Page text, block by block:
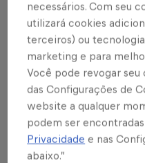
Em
goleiam
vitória
Paulista
necessários. Com seu
utilizará cookies
terceiros) ou
marketing e para
Você pode revogar
das Configurações de
website a qualquer
podem ser encontradas
Privacidade e nas
abaixo.”